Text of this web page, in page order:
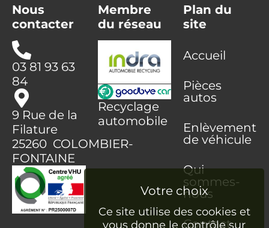
Nous
contacter
03 81 93 63
84
9 Rue de la
Filature
25260 COLOMBIER-
FONTAINE
Membre
du réseau
Recyclage
automobile
Plan du
site
Accueil
Pièces
autos
Enlèvement
de véhicule
Qui
sommes-
nous
Contact
Ce site utilise des cookies et
vous donne le contrôle sur